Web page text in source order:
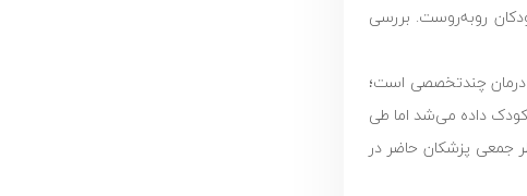
رو‌به‌روست. بررسی
درمان چندتخصصی است؛
داده می‌شد اما طی
جمعی پزشکان حاضر در